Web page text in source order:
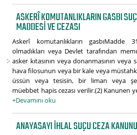
ASKERÎ KOMUTANLIKLARIN GASBI
MADDESI VE CEZASI
Askerî komutanlıkların
olmadıkları veya Devlet tarafından
asker kıtasının veya donanmasının
hava filosunun veya bir kale veya
üssün veya tesisin, bir liman veya
müebbet hapis cezası verilir.(2) Kanunen
+Devamını oku
ANAYASAYI IHLAL SUÇU CEZA